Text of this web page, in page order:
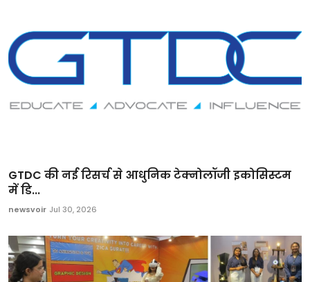
GTDC की नई रिसर्च से आधुनिक टेक्नोलॉजी इकोसिस्टम
में डि...
newsvoir Jul 30, 2026